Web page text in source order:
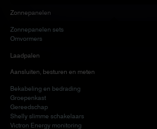
Zonnepanelen
Zonnepanelen sets
Omvormers
Laadpalen
Aansluiten, besturen en meten
Bekabeling en bedrading
Groepenkast
Gereedschap
Shelly slimme schakelaars
Victron Energy monitoring